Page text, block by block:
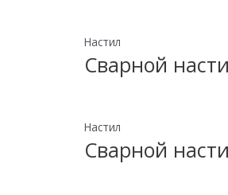
Настил
Сварной
Настил
Сварной